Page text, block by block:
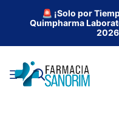
🚨 ¡Solo por
Quimpharma